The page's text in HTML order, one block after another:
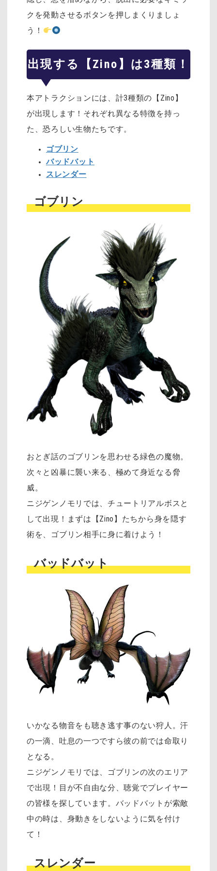
クを発動させるボタンを押しまくりましょ
う！
出現する【Zino】は3種類！
本アトラクションには、計3種類の【Zino】
が出現します！それぞれ異なる特徴を持っ
た、恐ろしい生物たちです。
ゴブリン
バッドバット
スレンダー
ゴブリン
おとぎ話のゴブリンを思わせる緑色の魔物。
次々と凶暴に襲い来る、極めて身近なる脅
威。
ニジゲンノモリでは、チュートリアルボスと
して出現！まずは【Zino】たちから身を隠す
術を、ゴブリン相手に身に着けよう！
バッドバット
いかなる物音をも聴き逃す事のない狩人。汗
の一滴、吐息の一つですら彼の前では命取り
となる。
ニジゲンノモリでは、ゴブリンの次のエリア
で出現！目が不自由な分、聴覚でプレイヤー
の皆様を探しています。バッドバットが索敵
中の時は、身動きをしないように気を付け
て！
スレンダー